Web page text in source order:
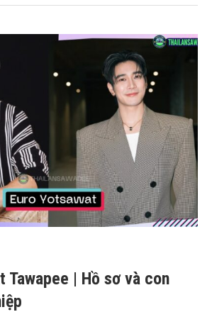
Tawapee | Hồ sơ và con